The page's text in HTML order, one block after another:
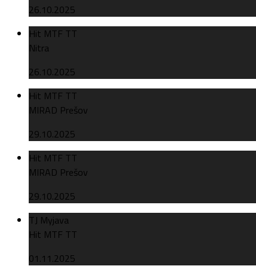
26.10.2025
Hit MTF TT
Nitra
26.10.2025
Hit MTF TT
MIRAD Prešov
29.10.2025
Hit MTF TT
MIRAD Prešov
29.10.2025
TJ Myjava
Hit MTF TT
01.11.2025